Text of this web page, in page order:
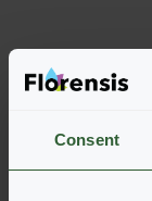
Consent
Więcej cech
Zamów